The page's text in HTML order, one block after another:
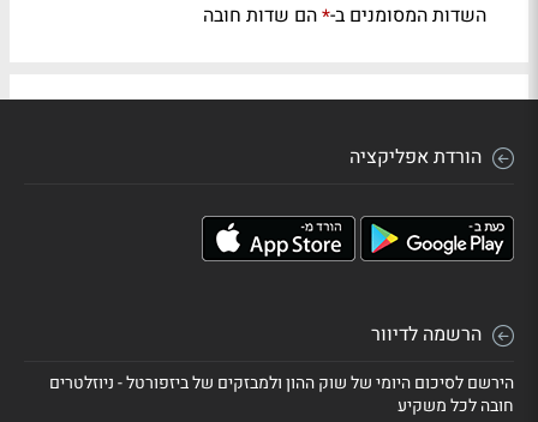
השדות המסומנים ב-*הם שדות חובה
הורדת אפליקציה
הרשמה לדיוור
הירשם לסיכום היומי של שוק ההון ולמבזקים של ביזפורטל - ניוזלטרים
חובה לכל משקיע